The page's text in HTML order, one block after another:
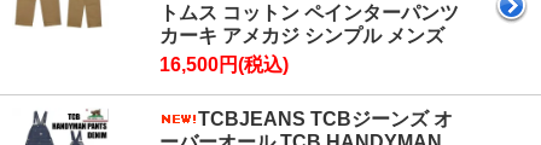
トムス コットン ペインターパンツ
カーキ アメカジ シンプル メンズ
16,500円(税込)
TCBJEANS TCBジーンズ オ